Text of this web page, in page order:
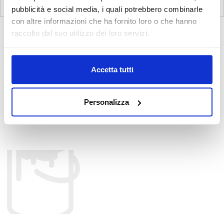
pubblicità e social media, i quali potrebbero combinarle
con altre informazioni che ha fornito loro o che hanno
raccolto dal suo utilizzo dei loro servizi.
Accetta tutti
Personalizza
dichiarazione dei cookie
condizioni